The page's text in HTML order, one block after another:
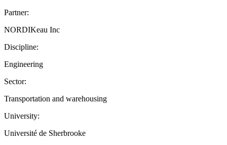
Partner:
NORDIKeau Inc
Discipline:
Engineering
Sector:
Transportation and warehousing
University:
Université de Sherbrooke